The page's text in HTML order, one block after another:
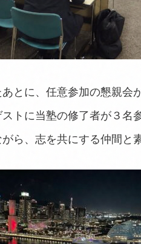
とに、任意参加の懇親会
トに当塾の修了者が３名
ら、志を共にする仲間と